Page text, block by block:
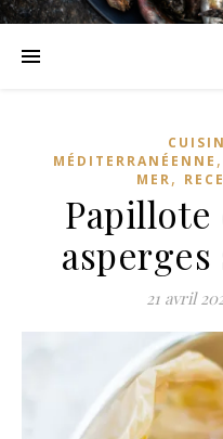
MÉDITERRANÉENNE ,
MER,
Papillote
21 avril